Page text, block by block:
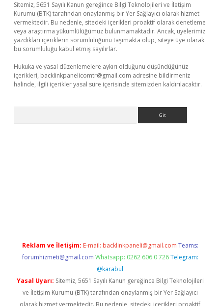
Sitemiz, 5651 Sayılı Kanun gereğince Bilgi Teknolojileri ve İletişim
Kurumu (BTK) tarafından onaylanmış bir Yer Sağlayıcı olarak hizmet
vermektedir. Bu nedenle, sitedeki içerikleri proaktif olarak denetleme
veya araştırma yükümlülüğümüz bulunmamaktadır. Ancak, üyelerimiz
yazdıkları içeriklerin sorumluluğunu taşımakta olup, siteye üye olarak
bu sorumluluğu kabul etmiş sayılırlar.
Hukuka ve yasal düzenlemelere aykırı olduğunu düşündüğünüz
içerikleri, backlinkpanelicomtr@gmail.com adresine bildirmeniz
halinde, ilgili içerikler yasal süre içerisinde sitemizden kaldırılacaktır.
Reklam ve İletişim: E-mail: backlinkpaneli@gmail.com Teams:
forumhizmeti@gmail.com Whatsapp: 0262 606 0 726 Telegram:
@karabul
Yasal Uyarı: Sitemiz, 5651 Sayılı Kanun gereğince Bilgi Teknolojileri
ve İletişim Kurumu (BTK) tarafından onaylanmış bir Yer Sağlayıcı
olarak hizmet vermektedir. Bu nedenle, sitedeki içerikleri proaktif